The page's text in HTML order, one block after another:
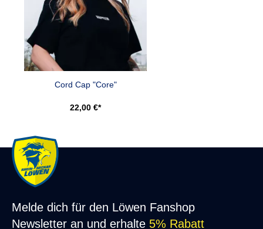
Cord Cap "Core"
22,00 €*
Melde dich für den Löwen Fanshop
Newsletter an und erhalte 5% Rabatt